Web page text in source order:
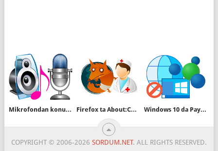
Mikrofondan konuşurken kendi sesinizi dinleyin Firefox ta About:Config ayarlarını resetleme Windows 10 da Paylaşılan deneyimleri kapatalım
COPYRIGHT © 2006-2026 SORDUM.NET. ALL RIGHTS RESERVED.